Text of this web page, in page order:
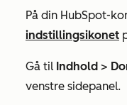
På din HubSpot-
indstillingsikonet
Gå til Indhold >
venstre sidepanel.